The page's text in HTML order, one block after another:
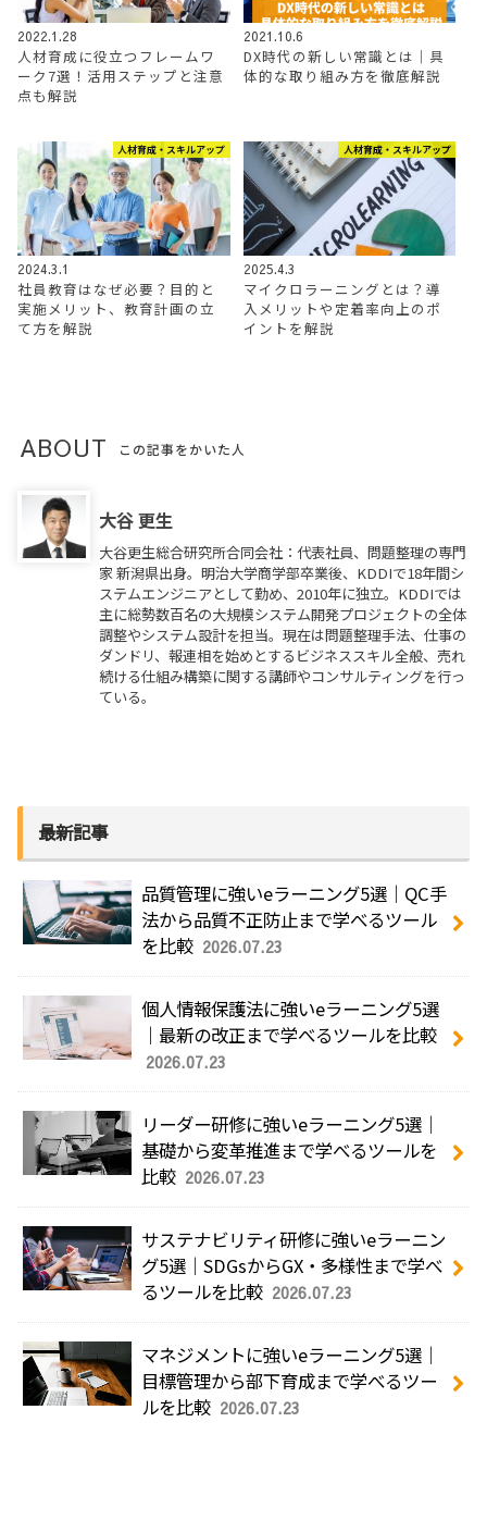
2022.1.28
人材育成に役立つフレームワ
ーク7選！活用ステップと注意
点も解説
2021.10.6
DX時代の新しい常識とは｜具
体的な取り組み方を徹底解説
人材育成・スキルアップ
2024.3.1
社員教育はなぜ必要？目的と
実施メリット、教育計画の立
て方を解説
人材育成・スキルアップ
2025.4.3
マイクロラーニングとは？導
入メリットや定着率向上のポ
イントを解説
ABOUT この記事をかいた人
大谷 更生
大谷更生総合研究所合同会社：代表社員、問題整理の専門
家 新潟県出身。明治大学商学部卒業後、KDDIで18年間シ
ステムエンジニアとして勤め、2010年に独立。KDDIでは
主に総勢数百名の大規模システム開発プロジェクトの全体
調整やシステム設計を担当。現在は問題整理手法、仕事の
ダンドリ、報連相を始めとするビジネススキル全般、売れ
続ける仕組み構築に関する講師やコンサルティングを行っ
ている。
最新記事
品質管理に強いeラーニング5選｜QC手
法から品質不正防止まで学べるツール
を比較 2026.07.23
個人情報保護法に強いeラーニング5選
｜最新の改正まで学べるツールを比較
2026.07.23
リーダー研修に強いeラーニング5選｜
基礎から変革推進まで学べるツールを
比較 2026.07.23
サステナビリティ研修に強いeラーニン
グ5選｜SDGsからGX・多様性まで学べ
るツールを比較 2026.07.23
マネジメントに強いeラーニング5選｜
目標管理から部下育成まで学べるツー
ルを比較 2026.07.23